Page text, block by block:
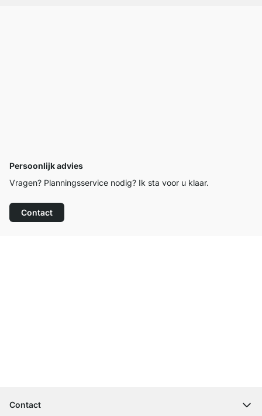
Persoonlijk advies
Vragen? Planningsservice nodig? Ik sta voor u klaar.
Contact
Contact